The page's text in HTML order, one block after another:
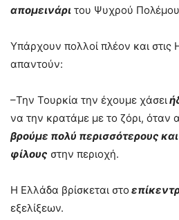
απομεινάρι του Ψυχρού
Υπάρχουν πολλοί πλέον και
απαντούν:
–Την Τουρκία την έχουμε χάσει
να την κρατάμε με το ζόρι, όταν
βρούμε πολύ περισσότερους
φίλους στην περιοχή.
Η Ελλάδα βρίσκεται στο
εξελίξεων.